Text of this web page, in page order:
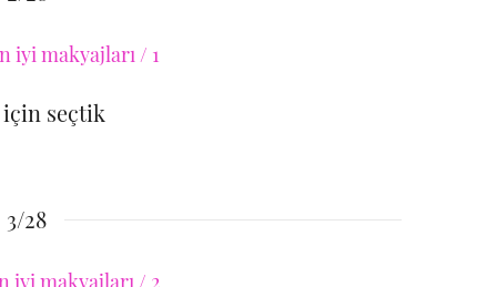
seçtik
3/28